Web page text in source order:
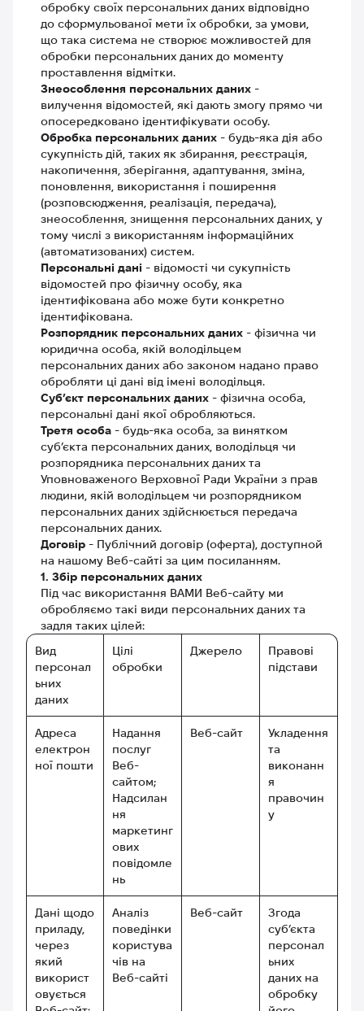
обробку своїх персональних даних відповідно
до сформульованої мети їх обробки, за умови,
що така система не створює можливостей для
обробки персональних даних до моменту
проставлення відмітки.
Знеособлення персональних даних -
вилучення відомостей, які дають змогу прямо чи
опосередковано ідентифікувати особу.
Обробка персональних даних - будь-яка дія або
сукупність дій, таких як збирання, реєстрація,
накопичення, зберігання, адаптування, зміна,
поновлення, використання і поширення
(розповсюдження, реалізація, передача),
знеособлення, знищення персональних даних, у
тому числі з використанням інформаційних
(автоматизованих) систем.
Персональні дані - відомості чи сукупність
відомостей про фізичну особу, яка
ідентифікована або може бути конкретно
ідентифікована.
Розпорядник персональних даних - фізична чи
юридична особа, якій володільцем
персональних даних або законом надано право
обробляти ці дані від імені володільця.
Суб’єкт персональних даних - фізична особа,
персональні дані якої обробляються.
Третя особа - будь-яка особа, за винятком
суб’єкта персональних даних, володільця чи
розпорядника персональних даних та
Уповноваженого Верховної Ради України з прав
людини, якій володільцем чи розпорядником
персональних даних здійснюється передача
персональних даних.
Договір - Публічний договір (оферта), доступной
на нашому Веб-сайті за цим посиланням.
1. Збір персональних даних
Під час використання ВАМИ Веб-сайту ми
обробляємо такі види персональних даних та
задля таких цілей:
Вид
персонал
ьних
даних
Цілі
обробки
Джерело
Правові
підстави
Адреса
електрон
ної пошти
Надання
послуг
Веб-
сайтом;
Надсилан
ня
маркетинг
ових
повідомле
нь
Веб-сайт
Укладення
та
виконанн
я
правочин
у
Дані щодо
приладу,
через
який
використ
овується
Аналіз
поведінки
користува
чів на
Веб-сайті
Веб-сайт
Згода
суб’єкта
персонал
ьних
даних на
обробку